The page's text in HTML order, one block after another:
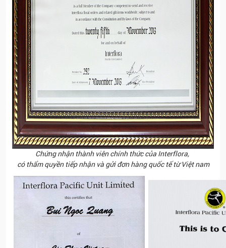
Chứng nhận thành viên chính thức của Interflora,
có thẩm quyền tiếp nhận và gửi đơn hàng quốc tế từ Việt nam